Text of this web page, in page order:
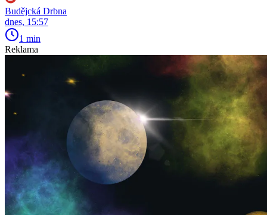
Budějcká Drbna
dnes, 15:57
1 min
Reklama